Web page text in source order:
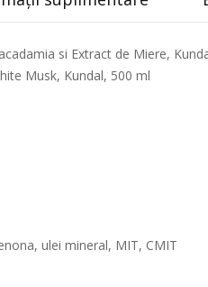
si Extract de Miere,
Musk, Kundal, 500 ml
ulei mineral, MIT, CMIT